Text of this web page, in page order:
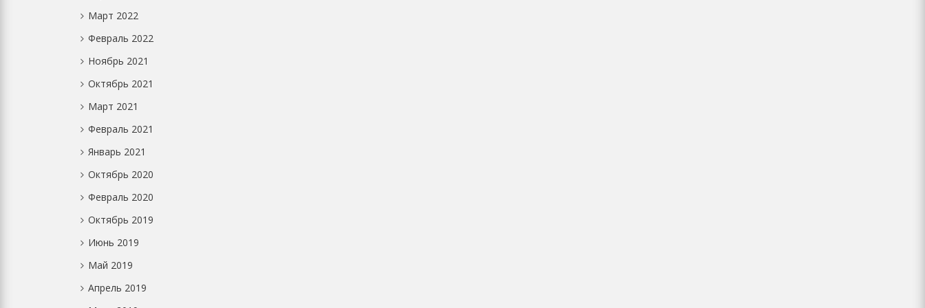
Март 2022
Февраль 2022
Ноябрь 2021
Октябрь 2021
Март 2021
Февраль 2021
Январь 2021
Октябрь 2020
Февраль 2020
Октябрь 2019
Июнь 2019
Май 2019
Апрель 2019